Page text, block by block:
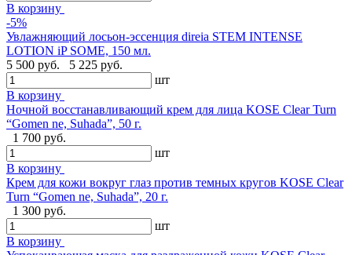
В корзину
-5%
Увлажняющий лосьон-эссенция direia STEM INTENSE
LOTION iP SOME, 150 мл.
5 500 руб.
5 225 руб.
шт
В корзину
Ночной восстанавливающий крем для лица KOSE Clear Turn
“Gomen ne, Suhada”, 50 г.
1 700 руб.
шт
В корзину
Крем для кожи вокруг глаз против темных кругов KOSE Clear
Turn “Gomen ne, Suhada”, 20 г.
1 300 руб.
шт
В корзину